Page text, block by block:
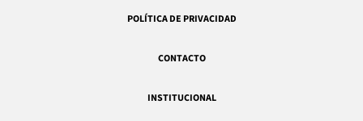
POLÍTICA DE PRIVACIDAD
CONTACTO
INSTITUCIONAL